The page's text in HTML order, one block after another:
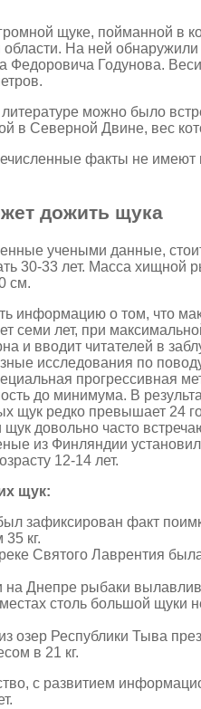
щуке, пойманной в
На ней обнаружили
Федоровича Годунова.
можно было
в Северной Двине, вес
факты не имеют
дожить щука
учеными данные,
30-33 лет. Масса хищной
см.
информацию о том, что
семи лет, при
и вводит читателей в
исследования по
прогрессивная
до минимума. В
щук редко превышает 24
щук довольно часто
из Финляндии
12-14 лет.
щук:
зафиксирован факт
кг.
Святого Лаврентия
Днепре рыбаки
столь большой щуки
озер Республики Тыва
в 21 кг.
с развитием